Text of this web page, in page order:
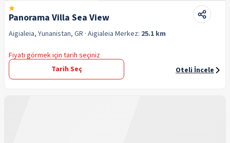
Panorama Villa Sea View
Aigialeia, Yunanistan, GR · Aigialeia Merkez: 25.1 km
Fiyatı görmek için tarih seçiniz
Tarih Seç
Oteli İncele